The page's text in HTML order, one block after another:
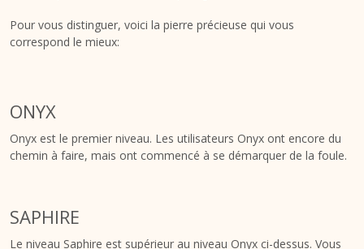
Pour vous distinguer, voici la pierre précieuse qui vous
correspond le mieux:
ONYX
Onyx est le premier niveau. Les utilisateurs Onyx ont encore du
chemin à faire, mais ont commencé à se démarquer de la foule.
SAPHIRE
Le niveau Saphire est supérieur au niveau Onyx ci-dessus. Vous